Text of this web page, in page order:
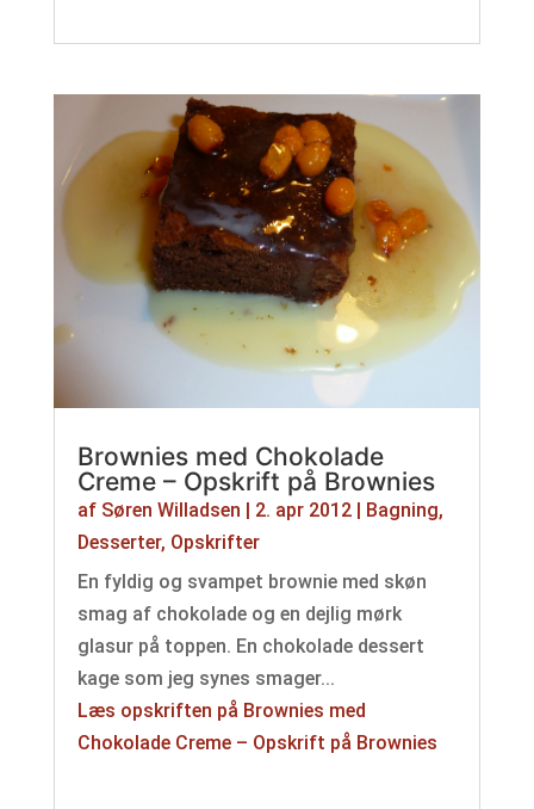
Brownies med Chokolade
Creme – Opskrift på Brownies
af Søren Willadsen 2. apr 2012| Bagning,
Desserter, Opskrifter
En fyldig og svampet brownie med skøn
smag af chokolade og en dejlig mørk
glasur på toppen. En chokolade dessert
kage som jeg synes smager...
Læs opskriften på Brownies med
Chokolade Creme – Opskrift på Brownies